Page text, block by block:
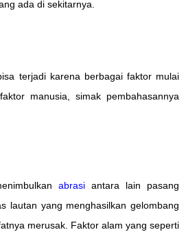
ada di sekitarnya.
terjadi karena berbagai faktor mulai
manusia, simak pembahasannya
abrasi antara lain pasang
lautan yang menghasilkan gelombang
merusak. Faktor alam yang seperti